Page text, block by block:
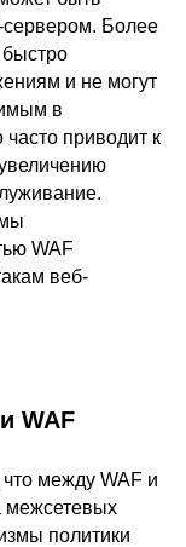
сервером. Более
и не могут
в
приводит к
WAF
веб-
WAF
между WAF и
межсетевых
политики